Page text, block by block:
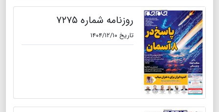
روزنامه شماره ۷۲۷۵
تاریخ ۱۴۰۴/۱۲/۱۰